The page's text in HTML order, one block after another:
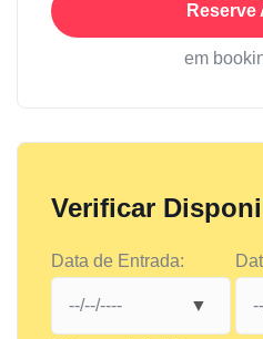
Reserve
em
Verificar
Data de Entrada: